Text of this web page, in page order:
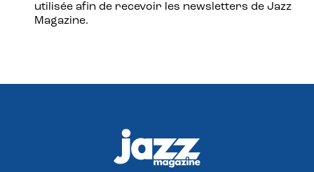
utilisée afin de recevoir les newsletters de Jazz
Magazine.